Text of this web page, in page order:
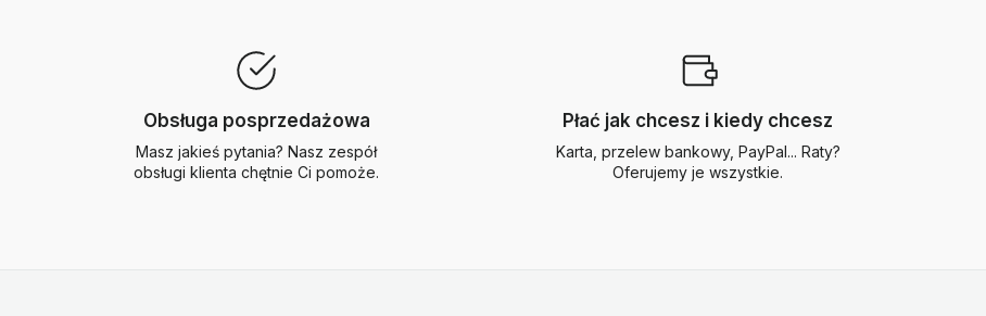
Obsługa posprzedażowa
Masz jakieś pytania? Nasz zespół
obsługi klienta chętnie Ci pomoże.
Płać jak chcesz i kiedy chcesz
Karta, przelew bankowy, PayPal... Raty?
Oferujemy je wszystkie.